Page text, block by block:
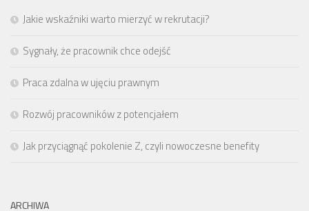
Jakie wskaźniki warto mierzyć w rekrutacji?
Sygnały, że pracownik chce odejść
Praca zdalna w ujęciu prawnym
Rozwój pracowników z potencjałem
Jak przyciągnąć pokolenie Z, czyli nowoczesne benefity
ARCHIWA